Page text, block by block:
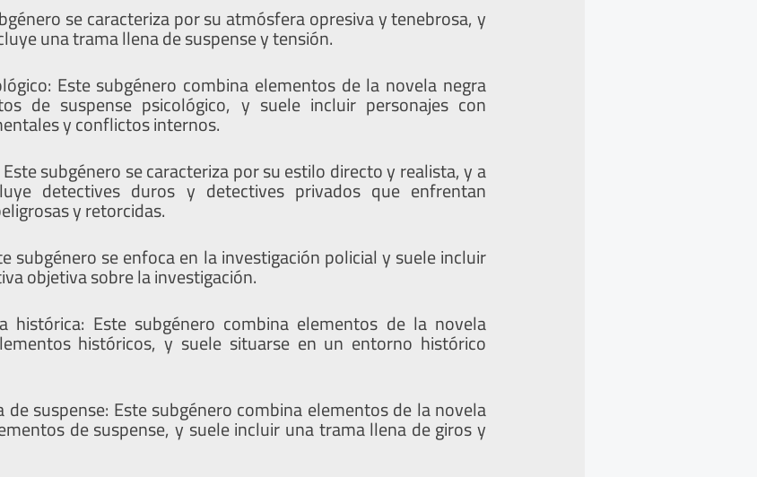
se caracteriza por su atmósfera opresiva y tenebrosa, y
una trama llena de suspense y tensión.
Este subgénero combina elementos de la novela negra
de suspense psicológico, y suele incluir personajes con
y conflictos internos.
subgénero se caracteriza por su estilo directo y realista, y a
detectives duros y detectives privados que enfrentan
y retorcidas.
subgénero se enfoca en la investigación policial y suele incluir
objetiva sobre la investigación.
histórica: Este subgénero combina elementos de la novela
históricos, y suele situarse en un entorno histórico
de suspense: Este subgénero combina elementos de la novela
de suspense, y suele incluir una trama llena de giros y